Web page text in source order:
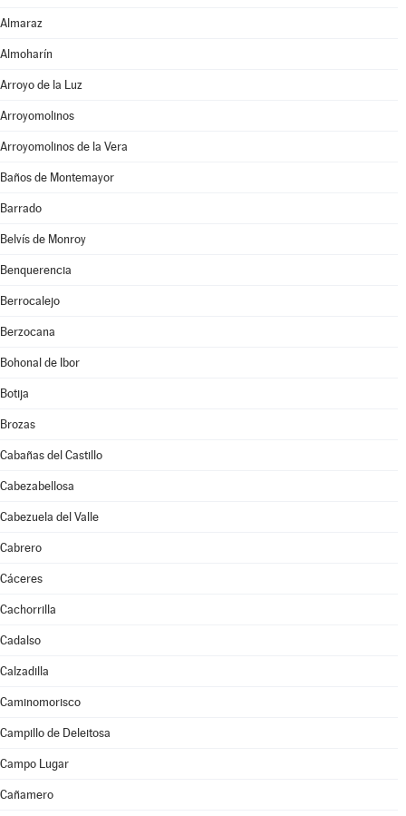
Almaraz
Almoharín
Arroyo de la Luz
Arroyomolinos
Arroyomolinos de la Vera
Baños de Montemayor
Barrado
Belvís de Monroy
Benquerencia
Berrocalejo
Berzocana
Bohonal de Ibor
Botija
Brozas
Cabañas del Castillo
Cabezabellosa
Cabezuela del Valle
Cabrero
Cáceres
Cachorrilla
Cadalso
Calzadilla
Caminomorisco
Campillo de Deleitosa
Campo Lugar
Cañamero